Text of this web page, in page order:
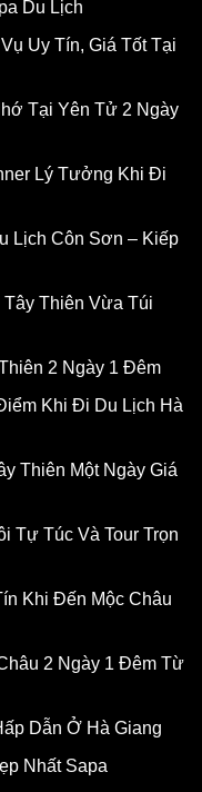
Du Lịch
Uy Tín, Giá Tốt Tại
Tại Yên Tử 2 Ngày
Lý Tưởng Khi Đi
Lịch Côn Sơn – Kiếp
Thiên Vừa Túi
2 Ngày 1 Đêm
Khi Đi Du Lịch Hà
Thiên Một Ngày Giá
Tự Túc Và Tour Trọn
Khi Đến Mộc Châu
2 Ngày 1 Đêm Từ
Dẫn Ở Hà Giang
Nhất Sapa